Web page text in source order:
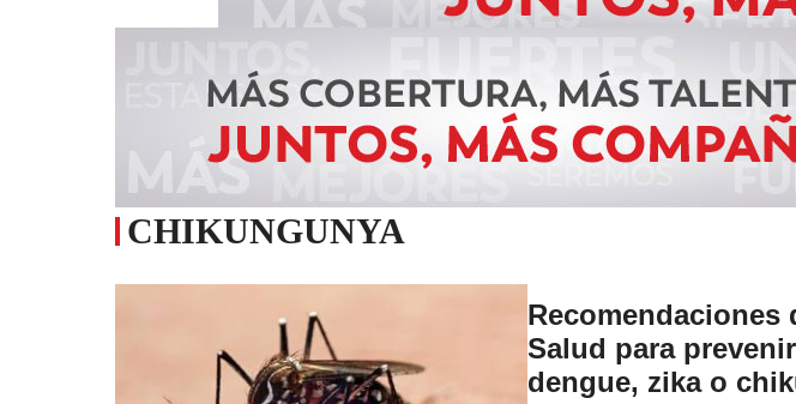
CHIKUNGUNYA
Recomendaciones
Salud para
dengue, zika o